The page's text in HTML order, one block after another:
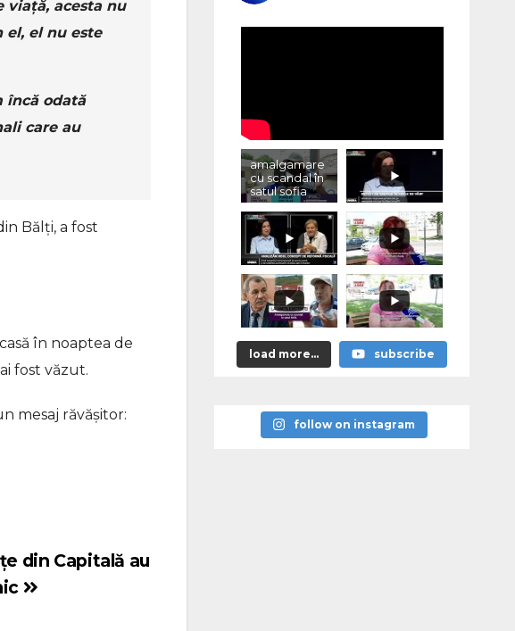
viață, acesta nu
el, el nu este
încă odată
care au
Bălți, a fost
în noaptea de
fost văzut.
mesaj răvășitor:
din Capitală au
amalgamare
cu scandal în
satul sofia
load more... subscribe
follow on instagram